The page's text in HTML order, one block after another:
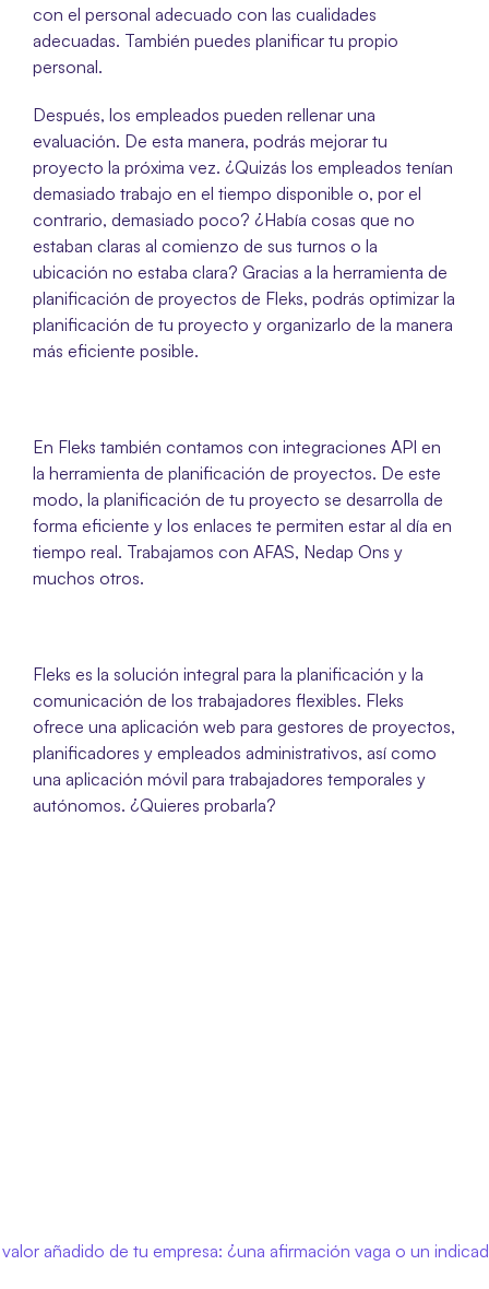
con el personal adecuado con las cualidades
adecuadas. También puedes planificar tu propio
personal.
Después, los empleados pueden rellenar una
evaluación. De esta manera, podrás mejorar tu
proyecto la próxima vez. ¿Quizás los empleados tenían
demasiado trabajo en el tiempo disponible o, por el
contrario, demasiado poco? ¿Había cosas que no
estaban claras al comienzo de sus turnos o la
ubicación no estaba clara? Gracias a la herramienta de
planificación de proyectos de Fleks, podrás optimizar la
planificación de tu proyecto y organizarlo de la manera
más eficiente posible.
En Fleks también contamos con integraciones API en
la herramienta de planificación de proyectos. De este
modo, la planificación de tu proyecto se desarrolla de
forma eficiente y los enlaces te permiten estar al día en
tiempo real. Trabajamos con AFAS, Nedap Ons y
muchos otros.
Fleks es la solución integral para la planificación y la
comunicación de los trabajadores flexibles. Fleks
ofrece una aplicación web para gestores de proyectos,
planificadores y empleados administrativos, así como
una aplicación móvil para trabajadores temporales y
autónomos. ¿Quieres probarla?
valor añadido de tu empresa: ¿una afirmación vaga o un